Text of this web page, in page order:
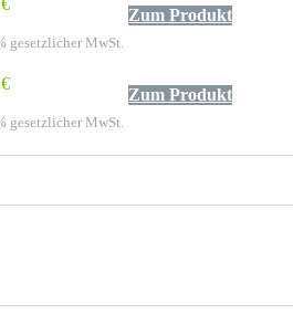
gesetzlicher MwSt.
Zum Produkt
gesetzlicher MwSt.
Zum Produkt